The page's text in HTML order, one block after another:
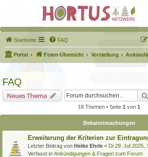
Startseite FAQ
Portal Foren-Übersicht Vorstellung
FAQ
Neues Thema
18 Themen • Seite 1 von 1
Bekanntmachungen
Erweiterung der Kriterien zur
Letzter Beitrag von Heike Ehrle « Di 29. Jul 2025,
Verfasst in Ankündigungen & Fragen zum Forum